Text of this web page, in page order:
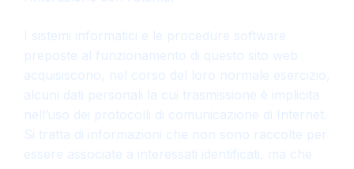
I sistemi informatici e le procedure software
preposte al funzionamento di questo sito web
acquisiscono, nel corso del loro normale esercizio,
alcuni dati personali la cui trasmissione è implicita
nell’uso dei protocolli di comunicazione di Internet.
Si tratta di informazioni che non sono raccolte per
essere associate a interessati identificati, ma che